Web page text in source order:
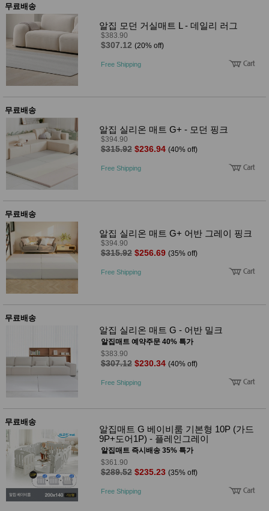
무료배송
알집 모던 거실매트 L - 데일리 러그
$383.90
$307.12 (20% off)
Free Shipping
무료배송
알집 실리온 매트 G+ - 모던 핑크
$394.90
$315.92 $236.94 (40% off)
Free Shipping
무료배송
알집 실리온 매트 G+ 어반 그레이 핑크
$394.90
$315.92 $256.69 (35% off)
Free Shipping
무료배송
알집 실리온 매트 G - 어반 밀크
알집매트 예약주문 40% 특가
$383.90
$307.12 $230.34 (40% off)
Free Shipping
무료배송
알집매트 G 베이비룸 기본형 10P (가드
9P+도어1P) - 플레인그레이
알집매트 즉시배송 35% 특가
$361.90
$289.52 $235.23 (35% off)
Free Shipping